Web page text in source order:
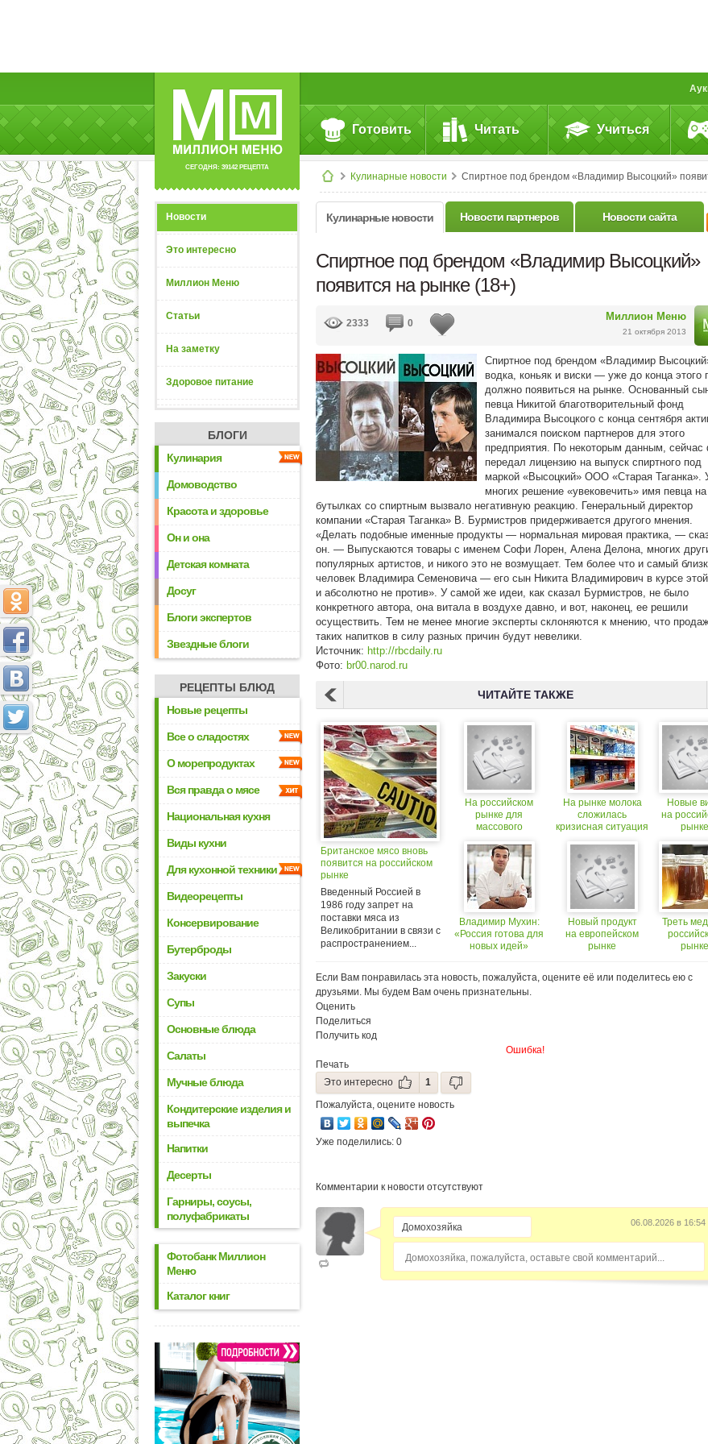
СЕГОДНЯ: 39142 РЕЦЕПТА
Готовить Читать Учиться
Кулинарные новости Спиртное под брендом «Владимир Высоцкий» появится на рынке
Новости
Это интересно
Миллион Меню
Статьи
На заметку
Здоровое питание
БЛОГИ
Кулинария
Домоводство
Красота и здоровье
Он и она
Детская комната
Досуг
Блоги экспертов
Звездные блоги
РЕЦЕПТЫ БЛЮД
Новые рецепты
Все о сладостях
О морепродуктах
Вся правда о мясе
Национальная кухня
Виды кухни
Для кухонной техники
Видеорецепты
Консервирование
Бутерброды
Закуски
Супы
Основные блюда
Салаты
Мучные блюда
Кондитерские изделия и
выпечка
Напитки
Десерты
Гарниры, соусы,
полуфабрикаты
Фотобанк Миллион
Меню
Каталог книг
Кулинарные новости Новости партнеров Новости сайта
Спиртное под брендом «Владимир Высоцкий»
появится на рынке (18+)
Миллион Меню
21 октября 2013
2333 0
Спиртное под брендом «Владимир
водка, коньяк и виски — уже до конца этого
должно появиться на рынке. Основанный
певца Никитой благотворительный фонд
Владимира Высоцкого с конца сентября
занимался поиском партнеров для этого
предприятия. По некоторым данным,
передал лицензию на выпуск спиртного под
маркой «Высоцкий» ООО «Старая Таганка».
многих решение «увековечить» имя певца на
бутылках со спиртным вызвало негативную реакцию. Генеральный директор
компании «Старая Таганка» В. Бурмистров придерживается другого мнения.
«Делать подобные именные продукты — нормальная мировая практика, —
он. — Выпускаются товары с именем Софи Лорен, Алена Делона, многих
популярных артистов, и никого это не возмущает. Тем более что и самый
человек Владимира Семеновича — его сын Никита Владимирович в курсе
и абсолютно не против». У самой же идеи, как сказал Бурмистров, не было
конкретного автора, она витала в воздухе давно, и вот, наконец, ее решили
осуществить. Тем не менее многие эксперты склоняются к мнению, что
таких напитков в силу разных причин будут невелики.
Источник: http://rbcdaily.ru
Фото: br00.narod.ru
ЧИТАЙТЕ ТАКЖЕ
Британское мясо вновь
появится на российском
рынке
Введенный Россией в
1986 году запрет на
поставки мяса из
Великобритании в связи с
распространением...
На российском
рынке для
массового
появится
эксклюзивная
линия фарфора
Владимир Мухин:
«Россия готова для
новых идей»
На рынке молока
сложилась
кризисная ситуация
Новый продукт
на европейском
рынке
Новые
на
рынке
Треть
рынке
Если Вам понравилась эта новость, пожалуйста, оцените её или поделитесь ею с
друзьями. Мы будем Вам очень признательны.
Оценить
Поделиться
Получить код
Ошибка!
Печать
Это интересно
1
Пожалуйста, оцените новость
Уже поделились: 0
Комментарии к новости отсутствуют
06.08.2026 в 16:54
Домохозяйка, пожалуйста, оставьте свой комментарий...